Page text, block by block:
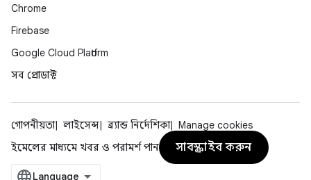
Chrome
Firebase
Google Cloud Platform
সব প্রোডাক্ট
গোপনীয়তা লাইসেন্স ব্র্যান্ড নির্দেশিকা
Manage cookies
ইমেলের মাধ্যমে খবর ও পরামর্শ পান
সাবস্ক্রাইব করুন